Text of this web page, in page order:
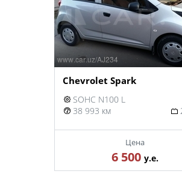
Chevrolet Spark
SOHC N100 L
38 993 км
Цена
6 500 у.е.